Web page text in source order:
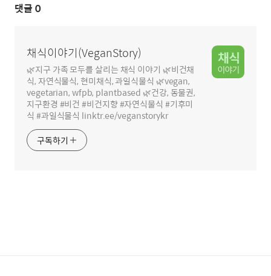
댓글 0
채식이야기(VeganStory)
🌿지구 가족 모두를 살리는 채식 이야기 🌿비건채
식, 자연식물식, 현미채식, 과일식물식 🌿vegan,
vegetarian, wfpb, plantbased 🌿건강, 동물권,
지구환경 #비건 #비건지향 #자연식물식 #기후미
식 #과일식물식 linktr.ee/veganstorykr
구독하기